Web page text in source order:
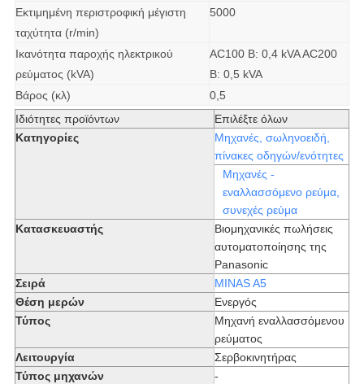
Εκτιμημένη περιστροφική μέγιστη
ταχύτητα (r/min)
5000
Ικανότητα παροχής ηλεκτρικού
ρεύματος (kVA)
AC100 Β: 0,4 kVA AC200
Β: 0,5 kVA
Βάρος (κλ)
0,5
Ιδιότητες προϊόντων
Επιλέξτε όλων
Κατηγορίες
Μηχανές, σωληνοειδή,
πίνακες οδηγών/ενότητες
Μηχανές -
εναλλασσόμενο ρεύμα,
συνεχές ρεύμα
Κατασκευαστής
Βιομηχανικές πωλήσεις
αυτοματοποίησης της
Panasonic
Σειρά
MINAS A5
Θέση μερών
Ενεργός
Τύπος
Μηχανή εναλλασσόμενου
ρεύματος
Λειτουργία
Σερβοκινητήρας
Τύπος μηχανών
-